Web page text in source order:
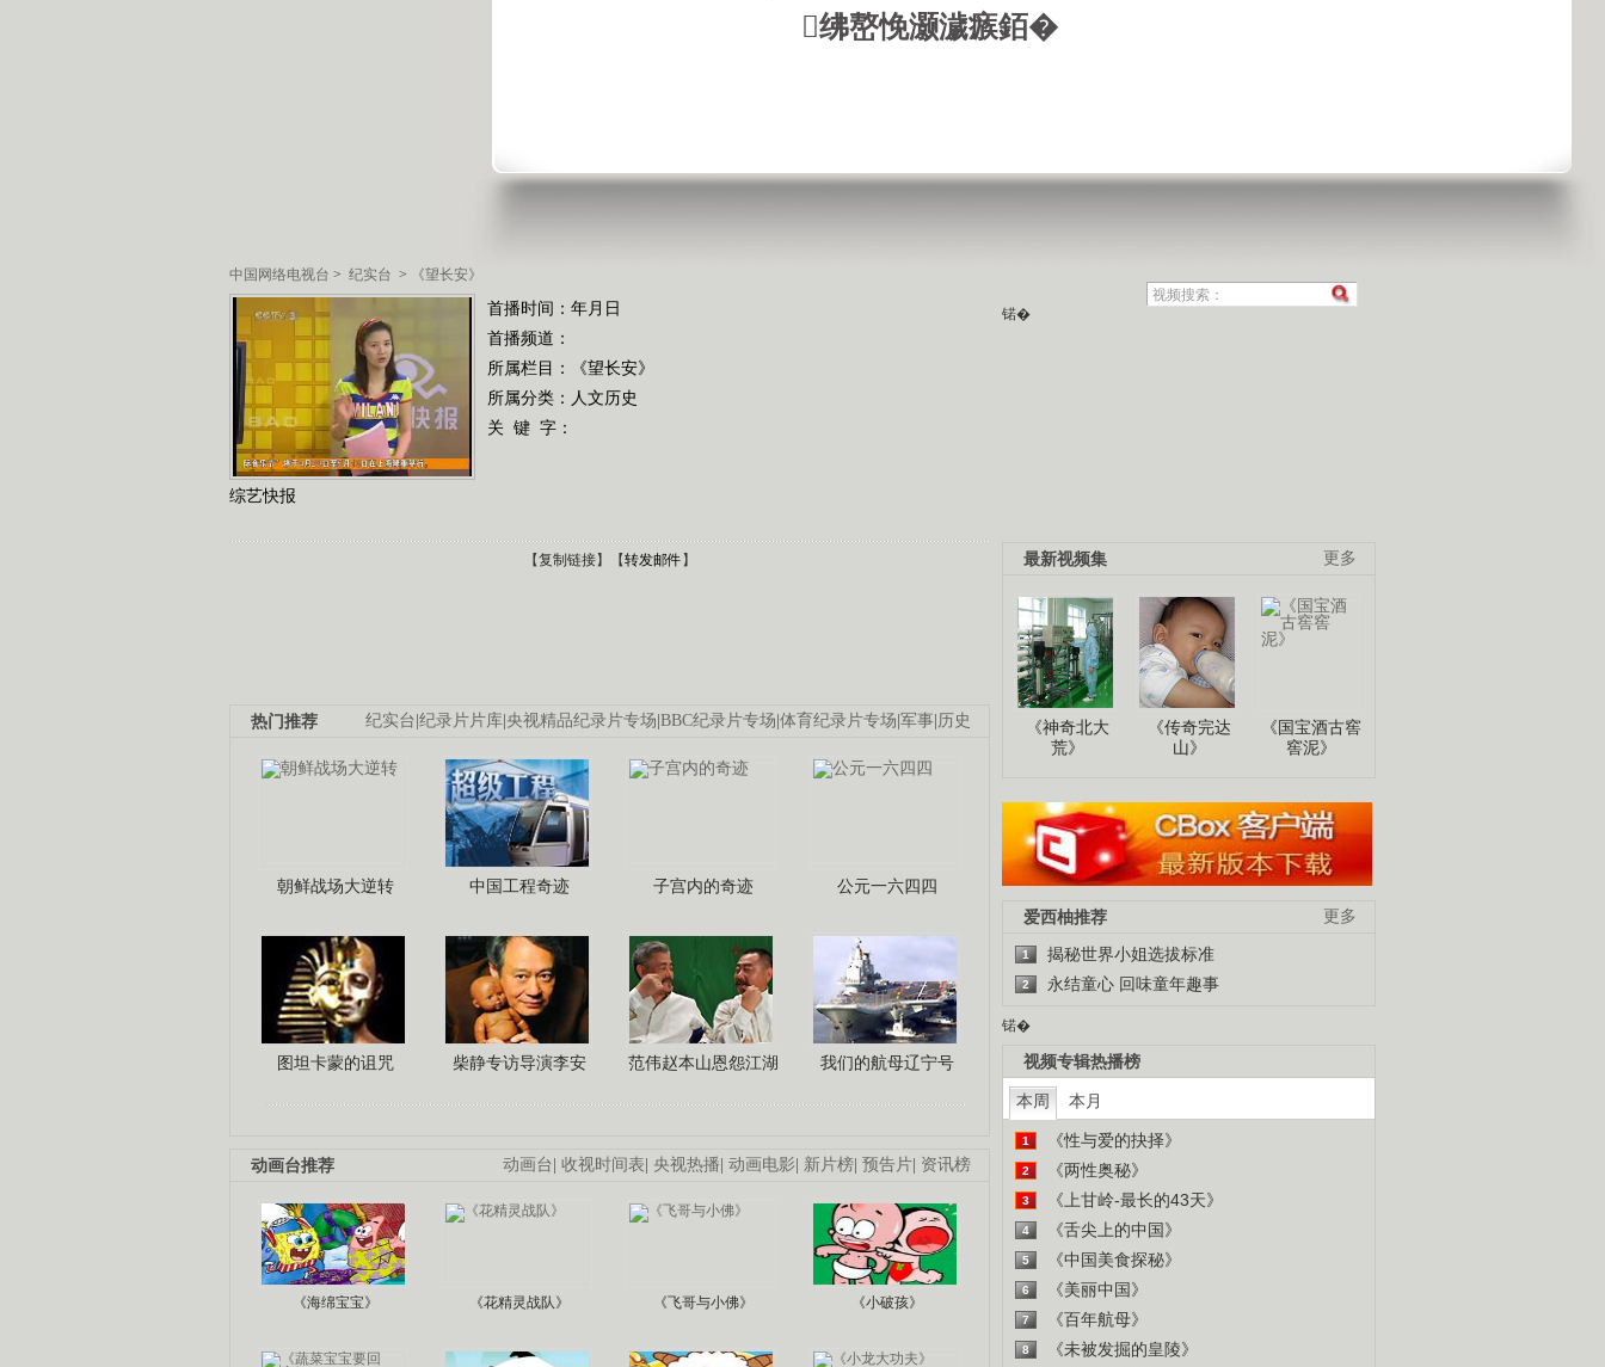
绋嶅悗灏濊瘯銆�
中国网络电视台 > 纪实台 > 《望长安》
首播时间：年月日
首播频道：
所属栏目：
《望长安》
所属分类：人文历史
关 键 字：
综艺快报
【复制链接】【转发邮件】
纪实台|纪录片片库|央视精品纪录片专场|BBC纪录片专场|体育纪录片专场|军事| 历史
热门推荐
朝鲜战场大逆转 中国工程奇迹 子宫内的奇迹 公元一六四四
图坦卡蒙的诅咒 柴静专访导演李安 范伟赵本山恩怨江湖 我们的航母辽宁号
动画台| 收视时间表| 央视热播| 动画电影| 新片榜| 预告片| 资讯榜
动画台推荐
《海绵宝宝》 《花精灵战队》 《飞哥与小佛》 《小破孩》
锘�
更多
最新视频集
《神奇北大
荒》
《传奇完达
山》
《国宝酒古窖
窖泥》
更多
爱西柚推荐
1 揭秘世界小姐选拔标准
2 永结童心 回味童年趣事
锘�
视频专辑热播榜
本周 本月
1 《性与爱的抉择》
2 《两性奥秘》
3 《上甘岭-最长的43天》
4 《舌尖上的中国》
5 《中国美食探秘》
6 《美丽中国》
7 《百年航母》
8 《未被发掘的皇陵》